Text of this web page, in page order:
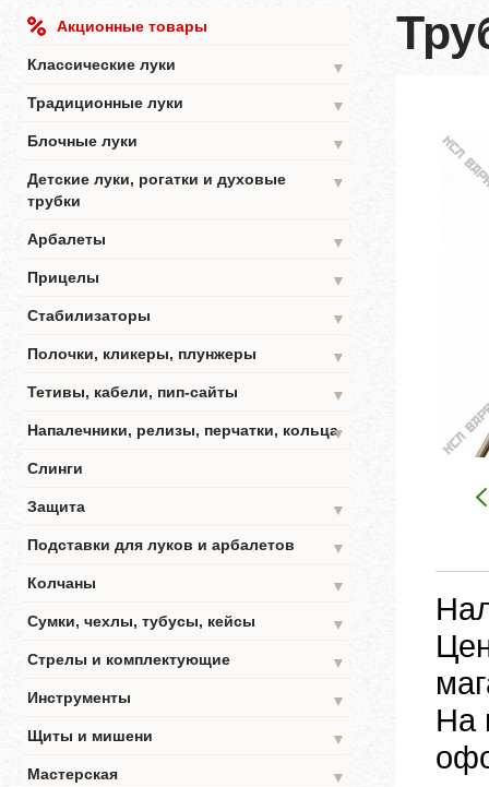
Акционные товары
Классические луки
▼
Традиционные луки
▼
Блочные луки
▼
Детские луки, рогатки и духовые
трубки
▼
Арбалеты
▼
Прицелы
▼
Стабилизаторы
▼
Полочки, кликеры, плунжеры
▼
Тетивы, кабели, пип-сайты
▼
Напалечники, релизы, перчатки, кольца▼
Слинги
Защита
▼
Подставки для луков и арбалетов
▼
Колчаны
▼
Сумки, чехлы, тубусы, кейсы
▼
Стрелы и комплектующие
▼
Инструменты
▼
Щиты и мишени
▼
Мастерская
▼
На